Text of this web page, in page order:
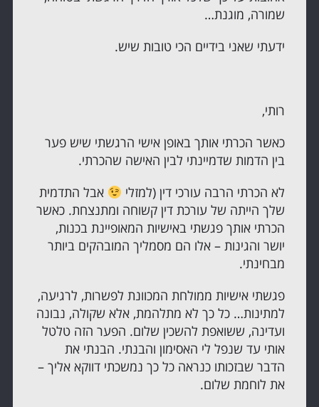
שמורה, מוגנת…
ידעתי שאני בידיים הכי טובות שיש.
רותי,
כאשר הכרתי אותך באופן אישי הרגשתי שיש פער
בין הדמות שדמיינתי לבין האישה שהכרתי.
לא הכרתי הרבה עורכי דין (למזלי
אבל התדמית
שלך הייתה של עורכת דין קשוחה ומתנצחת. כאשר
הכרתי אותך פגשתי באישיות המאופיינת בכנות,
יושר והגינות – אלו הם מסמליך המובהקים ביותר
מבחינתי.
פגשתי אישיות ממולחת המכוונת לפשרות, לרגיעה,
למתינות… כל כך לא מתלהמת, אלא שקולה, נבונה
ועדינה, ששואפת להשכין שלום. הפער הזה טלטל
אותי עד שנפל לי האסימון והבנתי. הבנתי את
הדבר שבזכותו כנראה כל כך נמשכתי דווקא אליך –
את לוחמת שלום.